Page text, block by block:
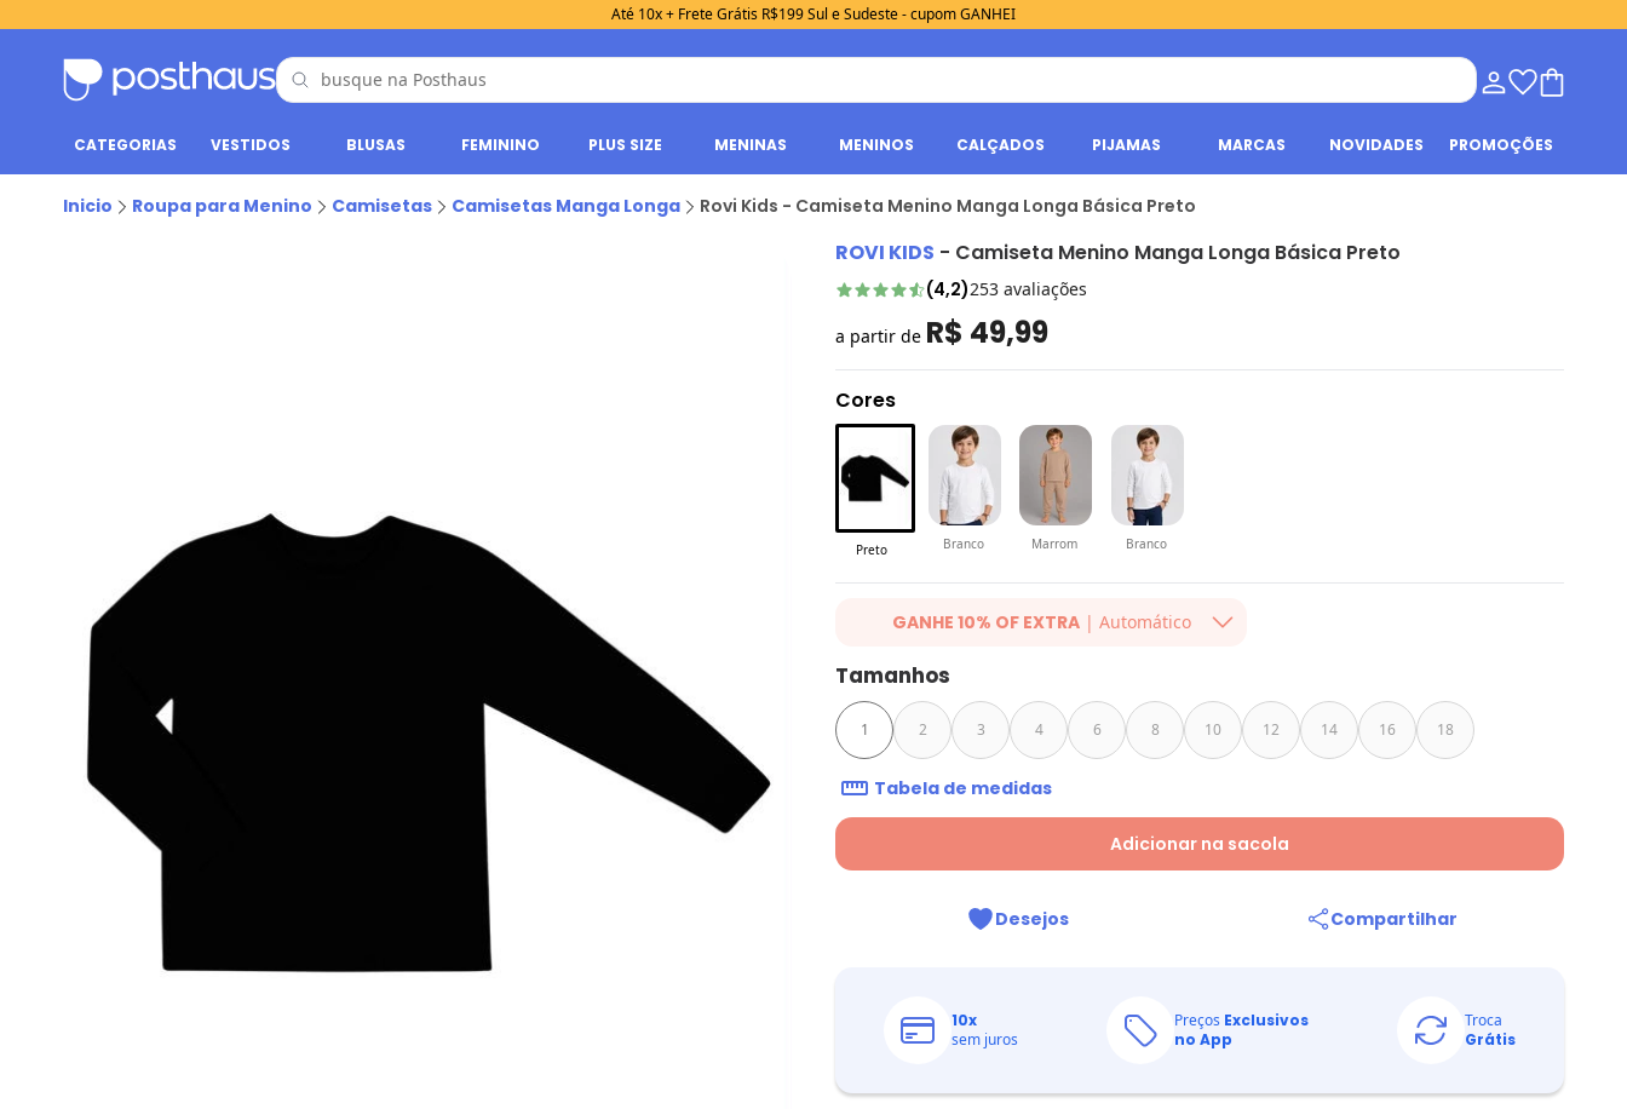
Até 10x + Frete Grátis R$199 Sul e Sudeste - cupom GANHEI
CATEGORIAS VESTIDOS BLUSAS FEMININO PLUS SIZE MENINAS MENINOS CALÇADOS PIJAMAS MARCAS NOVIDADES PROMOÇÕES
Inicio Roupa para Menino Camisetas Camisetas Manga Longa Rovi Kids - Camiseta Menino Manga Longa Básica Preto
ROVI KIDS - Camiseta Menino Manga Longa Básica Preto
(4,2)253 avaliações
a partir de R$ 49,99
Cores
Preto Branco Marrom Branco
GANHE 10% OF EXTRA | Automático
Ganhe 10% OFF em lista selecionada. Valido até
16/07/2026. Desconto aplicado na finalização da
compra.Ver mais produtos da campanha!
Tamanhos
1 2 3 4 6 8 10 12 14 16 18
Tabela de medidas
Adicionar na sacola
Desejos Compartilhar
10x
sem juros
Preços Exclusivos
no App
Troca
Grátis